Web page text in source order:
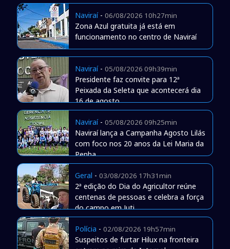
Naviraí- 06/08/2026 10h27min
Zona Azul gratuita já está em
funcionamento no centro de Naviraí
Naviraí- 05/08/2026 09h39min
Presidente faz convite para 12ª
Peixada da Seleta que acontecerá dia
16 de agosto
Naviraí- 05/08/2026 09h25min
Naviraí lança a Campanha Agosto Lilás
com foco nos 20 anos da Lei Maria da
Penha
Geral - 03/08/2026 17h31min
2ª edição do Dia do Agricultor reúne
centenas de pessoas e celebra a força
do campo em Juti
Polícia - 02/08/2026 19h57min
Suspeitos de furtar Hilux na fronteira